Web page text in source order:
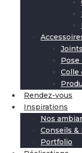
Pose
Colle
Rendez-vous
Inspirations
Nos
Conseils &
Portfolio